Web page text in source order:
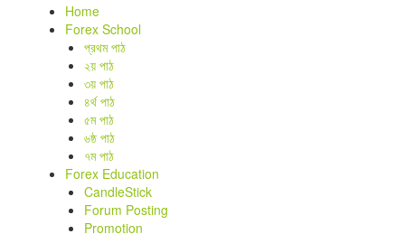
Home
Forex School
প্রথম পাঠ
২য় পাঠ
৩য় পাঠ
৪র্থ পাঠ
৫ম পাঠ
৬ষ্ঠ পাঠ
৭ম পাঠ
Forex Education
CandleStick
Forum Posting
Promotion